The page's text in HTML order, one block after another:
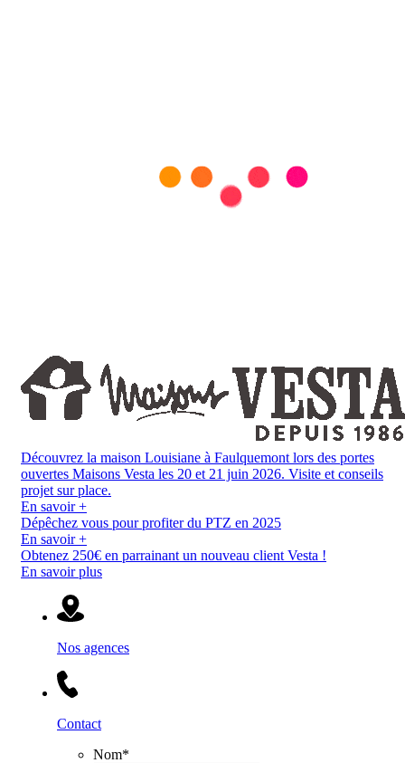
Découvrez la maison Louisiane à Faulquemont lors des portes
ouvertes Maisons Vesta les 20 et 21 juin 2026. Visite et conseils
projet sur place.
En savoir +
Dépêchez vous pour profiter du PTZ en 2025
En savoir +
Obtenez 250€ en parrainant un nouveau client Vesta !
En savoir plus
Nos agences
Contact
Nom*